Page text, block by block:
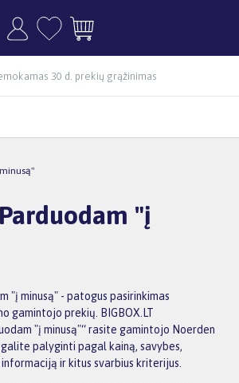
30 d. prekių grąžinimas
"į
"į minusą" - patogus pasirinkimas
gamintojo prekių. BIGBOX.LT
"į minusą"“ rasite gamintojo Noerden
galite palyginti pagal kainą, savybes,
ir kitus svarbius kriterijus.